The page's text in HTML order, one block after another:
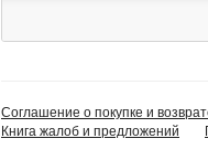
Соглашение о покупке и
Книга жалоб и предложений